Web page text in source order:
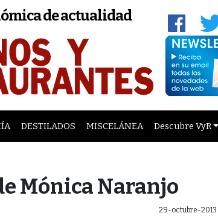
de actualidad
DESTILADOS MISCELÁNEA Descubre VyR
Mónica Naranjo
29-octubre-2013